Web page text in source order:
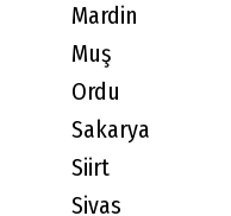
Mardin
Muş
Ordu
Sakarya
Siirt
Sivas